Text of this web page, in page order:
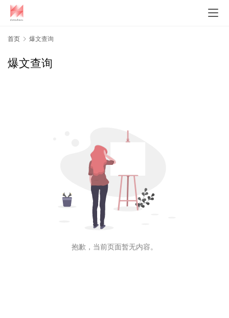
首页 爆文查询
爆文查询
抱歉，当前页面暂无内容。